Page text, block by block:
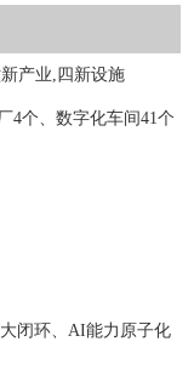
产业,四新设施
4个、数字化车间41个
闭环、AI能力原子化